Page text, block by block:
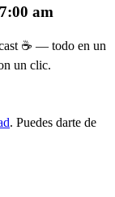
am
☕ — todo en un
un clic.
. Puedes darte de